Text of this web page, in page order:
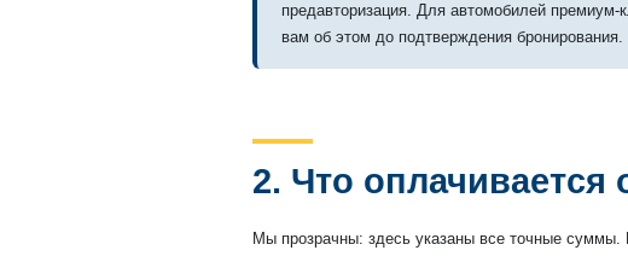
предавторизация. Для автомобилей
вам об этом до подтверждения бронирования.
2. Что
Мы прозрачны: здесь указаны все точные суммы.